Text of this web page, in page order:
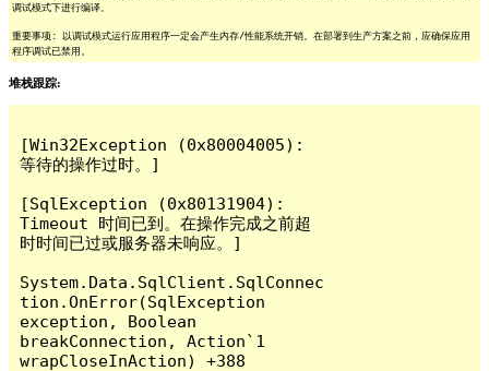
调试模式下进行编译。
重要事项: 以调试模式运行应用程序一定会产生内存/性能系统开销。在部署到生产方案之前，应确保应用
程序调试已禁用。
堆栈跟踪:
[Win32Exception (0x80004005):
等待的操作过时。]
[SqlException (0x80131904):
Timeout 时间已到。在操作完成之前超
时时间已过或服务器未响应。]
System.Data.SqlClient.SqlConnec
tion.OnError(SqlException
exception, Boolean
breakConnection, Action`1
wrapCloseInAction) +388